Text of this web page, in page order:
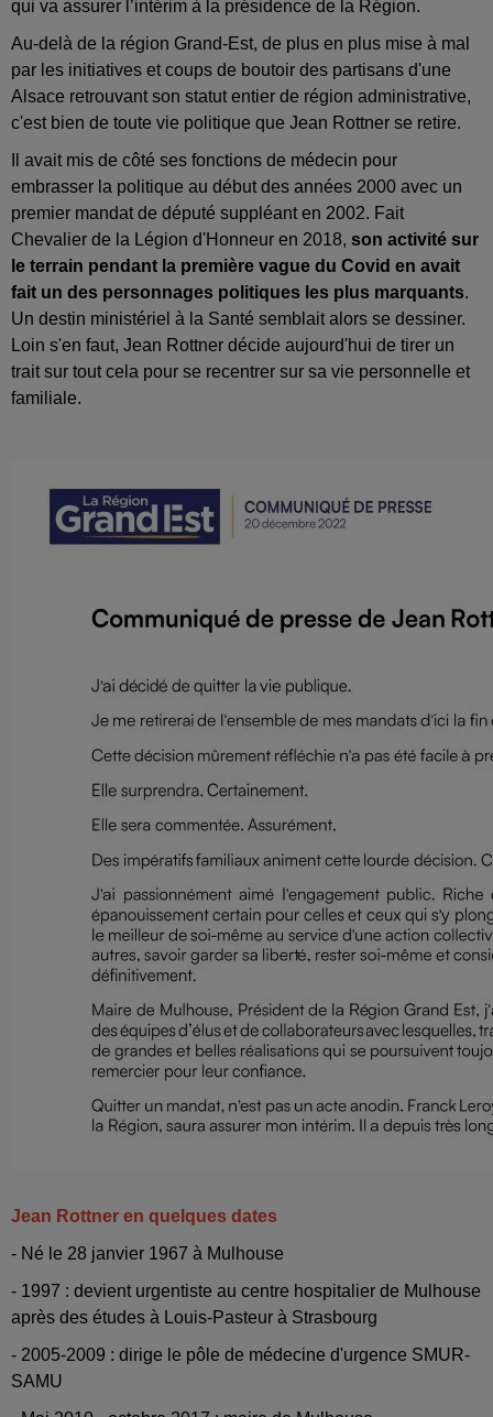
qui va assurer l’intérim à la présidence de la Région.
Au-delà de la région Grand-Est, de plus en plus mise à mal
par les initiatives et coups de boutoir des partisans d'une
Alsace retrouvant son statut entier de région administrative,
c'est bien de toute vie politique que Jean Rottner se retire.
Il avait mis de côté ses fonctions de médecin pour
embrasser la politique au début des années 2000 avec un
premier mandat de député suppléant en 2002. Fait
Chevalier de la Légion d'Honneur en 2018, son activité sur
le terrain pendant la première vague du Covid en avait
fait un des personnages politiques les plus marquants.
Un destin ministériel à la Santé semblait alors se dessiner.
Loin s'en faut, Jean Rottner décide aujourd'hui de tirer un
trait sur tout cela pour se recentrer sur sa vie personnelle et
familiale.
Jean Rottner en quelques dates
- Né le 28 janvier 1967 à Mulhouse
- 1997 : devient urgentiste au centre hospitalier de Mulhouse
après des études à Louis-Pasteur à Strasbourg
- 2005-2009 : dirige le pôle de médecine d'urgence SMUR-
SAMU